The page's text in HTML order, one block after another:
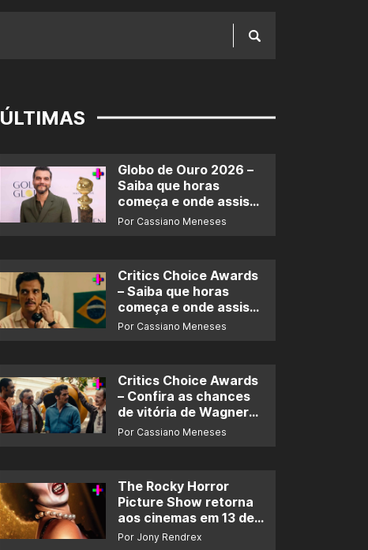
ÚLTIMAS
Globo de Ouro 2026 –
Saiba que horas
começa e onde assistir
ao prêmio
Por Cassiano Meneses
Critics Choice Awards
– Saiba que horas
começa e onde assistir
ao prêmio
Por Cassiano Meneses
Critics Choice Awards
– Confira as chances
de vitória de Wagner
Moura e de ‘O Agente
Por Cassiano Meneses
The Rocky Horror
Picture Show retorna
aos cinemas em 13 de
novembro
Por Jony Rendrex